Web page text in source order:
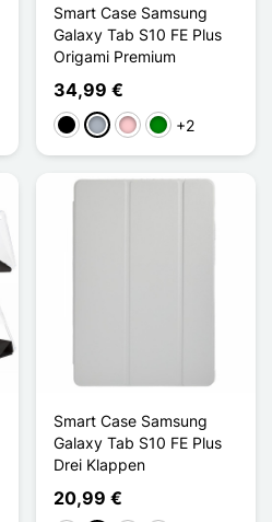
Smart Case Samsung
Galaxy Tab S10 FE Plus
Origami Premium
34,99 €
Schwarz
GrauPinkGrün+2
Smart Case Samsung
Galaxy Tab S10 FE Plus
Drei Klappen
20,99 €